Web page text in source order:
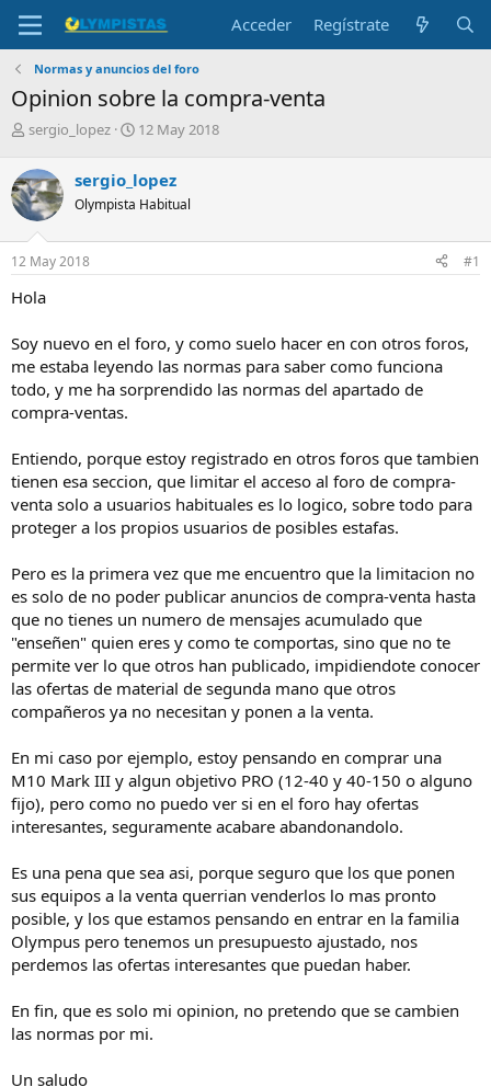
Acceder Regístrate
Normas y anuncios del foro
Opinion sobre la compra-venta
I
i
c
i
a
d
o
d
l
t
e
a
sergio_lopez
F
h
a
e
i
o
12 May 2018
sergio_lopez
Olympista Habitual
12 May 2018 #1
Hola
Soy nuevo en el foro, y como suelo hacer en con otros foros,
me estaba leyendo las normas para saber como funciona
todo, y me ha sorprendido las normas del apartado de
compra-ventas.
Entiendo, porque estoy registrado en otros foros que tambien
tienen esa seccion, que limitar el acceso al foro de compra-
venta solo a usuarios habituales es lo logico, sobre todo para
proteger a los propios usuarios de posibles estafas.
Pero es la primera vez que me encuentro que la limitacion no
es solo de no poder publicar anuncios de compra-venta hasta
que no tienes un numero de mensajes acumulado que
"enseñen" quien eres y como te comportas, sino que no te
permite ver lo que otros han publicado, impidiendote conocer
las ofertas de material de segunda mano que otros
compañeros ya no necesitan y ponen a la venta.
En mi caso por ejemplo, estoy pensando en comprar una
M10 Mark III y algun objetivo PRO (12-40 y 40-150 o alguno
fijo), pero como no puedo ver si en el foro hay ofertas
interesantes, seguramente acabare abandonandolo.
Es una pena que sea asi, porque seguro que los que ponen
sus equipos a la venta querrian venderlos lo mas pronto
posible, y los que estamos pensando en entrar en la familia
Olympus pero tenemos un presupuesto ajustado, nos
perdemos las ofertas interesantes que puedan haber.
En fin, que es solo mi opinion, no pretendo que se cambien
las normas por mi.
Un saludo